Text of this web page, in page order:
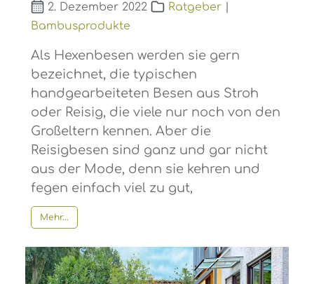
2. Dezember 2022 Ratgeber|
Bambusprodukte
Als Hexenbesen werden sie gern
bezeichnet, die typischen
handgearbeiteten Besen aus Stroh
oder Reisig, die viele nur noch von den
Großeltern kennen. Aber die
Reisigbesen sind ganz und gar nicht
aus der Mode, denn sie kehren und
fegen einfach viel zu gut,
Mehr...